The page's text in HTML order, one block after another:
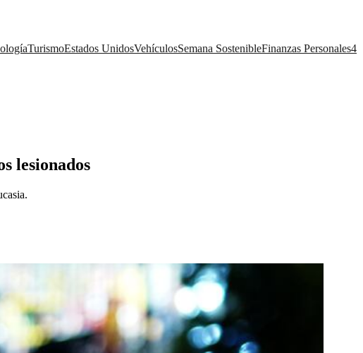
TurismoEstados UnidosVehículosSemana SostenibleFinanzas Personales4
lesionados